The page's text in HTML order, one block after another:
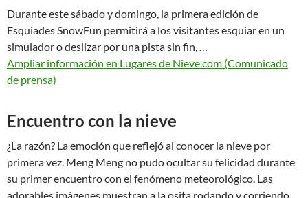
Durante este sábado y domingo, la primera edición de
Esquiades SnowFun permitirá a los visitantes esquiar en un
simulador o deslizar por una pista sin fin, …
Ampliar información en Lugares de Nieve.com (Comunicado
de prensa)
Encuentro con la nieve
¿La razón? La emoción que reflejó al conocer la nieve por
primera vez. Meng Meng no pudo ocultar su felicidad durante
su primer encuentro con el fenómeno meteorológico. Las
adorables imágenes muestran a la osita rodando y corriendo